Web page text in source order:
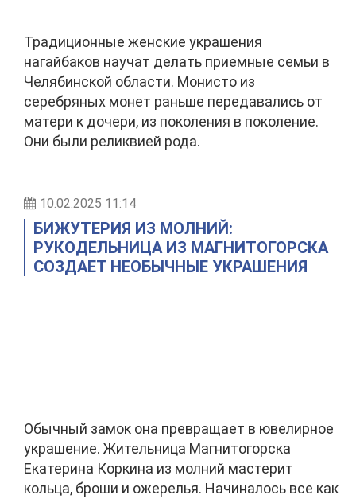
Традиционные женские украшения
нагайбаков научат делать приемные семьи в
Челябинской области. Монисто из
серебряных монет раньше передавались от
матери к дочери, из поколения в поколение.
Они были реликвией рода.
10.02.2025 11:14
БИЖУТЕРИЯ ИЗ МОЛНИЙ:
РУКОДЕЛЬНИЦА ИЗ МАГНИТОГОРСКА
СОЗДАЕТ НЕОБЫЧНЫЕ УКРАШЕНИЯ
Обычный замок она превращает в ювелирное
украшение. Жительница Магнитогорска
Екатерина Коркина из молний мастерит
кольца, броши и ожерелья. Начиналось все как